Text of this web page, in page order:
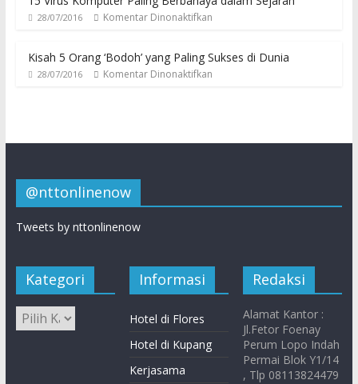
28/07/2016 Komentar Dinonaktifkan
Kisah 5 Orang ‘Bodoh’ yang Paling Sukses di Dunia
28/07/2016 Komentar Dinonaktifkan
@nttonlinenow
Tweets by nttonlinenow
Kategori Informasi
Hotel di Flores
Hotel di Kupang
Kerjasama
Redaksi
Alamat Kantor :
Jl.Fetor Foenay
Perum Lopo Indah
Permai Blok Y1/14
, Tlp 08113824479